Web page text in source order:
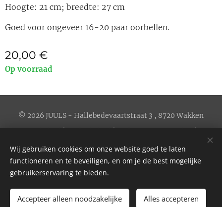
Hoogte: 21 cm; breedte: 27 cm
Goed voor ongeveer 16-20 paar oorbellen.
20,00 €
Op voorraad
Toevoegen aan de winkelwagen
© 2026 JUULS - Hallebedevaartstraat 3 , 8720 Wakken
Privacybeleid | Cookiebeleid | Verkoopsvoorwaarden
| BE
Website bywerewolves.be Cookies
Wij gebruiken cookies om onze website goed te laten
functioneren en te beveiligen, en om je de best mogelijke
gebruikerservaring te bieden.
Accepteer alleen noodzakelijke Alles accepteren